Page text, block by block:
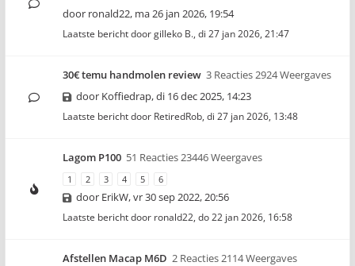
door ronald22, ma 26 jan 2026, 19:54
Laatste bericht doorgilleko B., di 27 jan 2026, 21:47
30€ temu handmolen review 3 Reacties 2924 Weergaves
door Koffiedrap,di 16 dec 2025, 14:23
Laatste bericht door RetiredRob, di 27 jan 2026, 13:48
Lagom P100 51 Reacties 23446 Weergaves
1 2 3 4 5 6
door ErikW,vr 30 sep 2022, 20:56
Laatste bericht door ronald22, do 22 jan 2026, 16:58
Afstellen Macap M6D 2 Reacties 2114 Weergaves